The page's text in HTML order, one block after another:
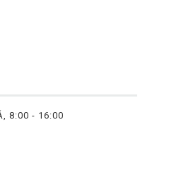
8:00 - 16:00